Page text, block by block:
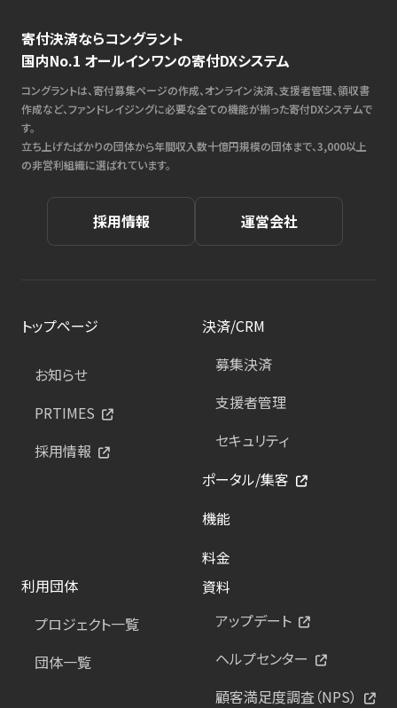
寄付決済ならコングラント
国内No.1 オールインワンの寄付DXシステム
コングラントは、寄付募集ページの作成、オンライン決済、支援者管理、領収書
作成など、ファンドレイジングに必要な全ての機能が揃った寄付DXシステムで
す。
立ち上げたばかりの団体から年間収入数十億円規模の団体まで、3,000以上
の非営利組織に選ばれています。
採用情報 運営会社
トップページ
お知らせ
PRTIMES
採用情報
決済/CRM
募集決済
支援者管理
セキュリティ
ポータル/集客
機能
料金
利用団体
プロジェクト一覧
団体一覧
資料
アップデート
ヘルプセンター
顧客満足度調査（NPS）